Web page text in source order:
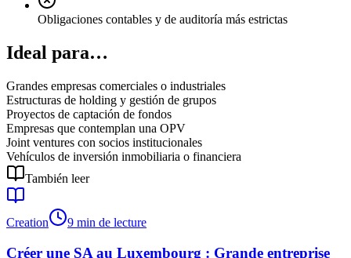
Obligaciones contables y de auditoría más estrictas
Ideal para…
Grandes empresas comerciales o industriales
Estructuras de holding y gestión de grupos
Proyectos de captación de fondos
Empresas que contemplan una OPV
Joint ventures con socios institucionales
Vehículos de inversión inmobiliaria o financiera
También leer
Creation 9 min de lecture
Créer une SA au Luxembourg : Grande entreprise